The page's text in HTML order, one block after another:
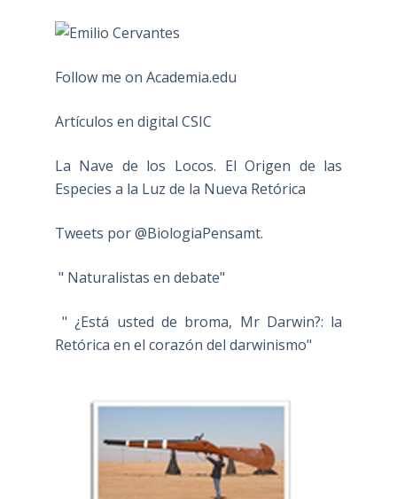
Follow me on Academia.edu
Artículos en digital CSIC
La Nave de los Locos. El Origen de las
Especies a la Luz de la Nueva Retórica
Tweets por @BiologiaPensamt.
" Naturalistas en debate"
" ¿Está usted de broma, Mr Darwin?: la
Retórica en el corazón del darwinismo"